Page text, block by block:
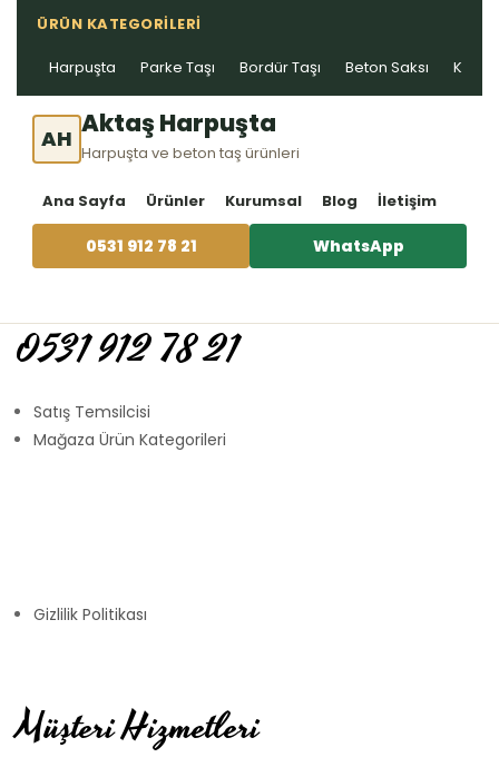
ÜRÜN KATEGORILERI
Harpuşta Parke Taşı Bordür Taşı Beton Saksı Kablo
AH Aktaş Harpuşta
Harpuşta ve beton taş ürünleri
Ana Sayfa Ürünler Kurumsal Blog İletişim
0531 912 78 21 WhatsApp
0531 912 78 21
Satış Temsilcisi
Mağaza Ürün Kategorileri
Gizlilik Politikası
Müşteri Hizmetleri